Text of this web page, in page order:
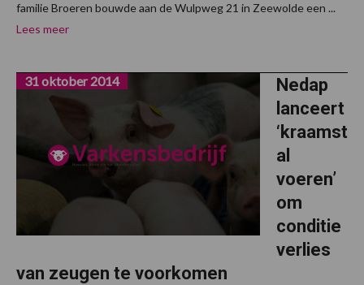
familie Broeren bouwde aan de Wulpweg 21 in Zeewolde een ...
Lees meer
Nedap
lanceert
‘kraamst
al
voeren’
om
conditie
verlies
van zeugen te voorkomen
31 oktober 2014